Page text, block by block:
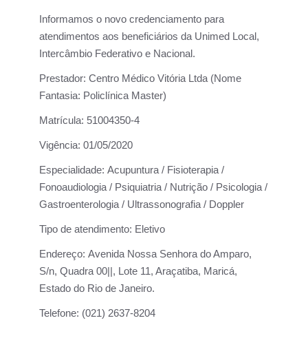
Informamos o novo credenciamento para
atendimentos aos beneficiários da Unimed Local,
Intercâmbio Federativo e Nacional.
Prestador: Centro Médico Vitória Ltda (Nome
Fantasia: Policlínica Master)
Matrícula: 51004350-4
Vigência: 01/05/2020
Especialidade: Acupuntura / Fisioterapia /
Fonoaudiologia / Psiquiatria / Nutrição / Psicologia /
Gastroenterologia / Ultrassonografia / Doppler
Tipo de atendimento: Eletivo
Endereço: Avenida Nossa Senhora do Amparo,
S/n, Quadra 00||, Lote 11, Araçatiba, Maricá,
Estado do Rio de Janeiro.
Telefone: (021) 2637-8204